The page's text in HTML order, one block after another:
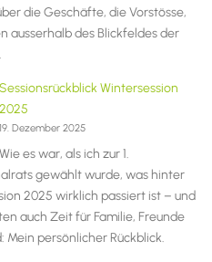
die Geschäfte, die Vorstösse,
ausserhalb des Blickfeldes der
Sessionsrückblick Wintersession
2025
19. Dezember 2025
Wie es war, als ich zur 1.
gewählt wurde, was hinter
2025 wirklich passiert ist – und
auch Zeit für Familie, Freunde
persönlicher Rückblick.